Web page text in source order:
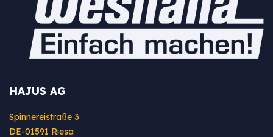
HAJUS AG
Spinnereistraße 3
DE-01591 Riesa